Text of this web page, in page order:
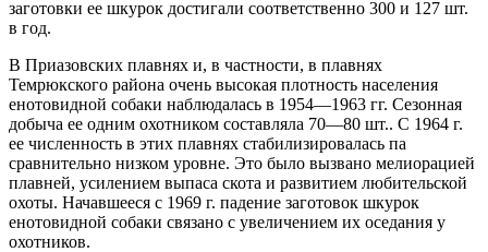
заготовки ее шкурок достигали соответственно 300 и 127 шт.
в год.
В Приазовских плавнях и, в частности, в плавнях
Темрюкского района очень высокая плотность населения
енотовидной собаки наблюдалась в 1954—1963 гг. Сезонная
добыча ее одним охотником составляла 70—80 шт.. С 1964 г.
ее численность в этих плавнях стабилизировалась па
сравнительно низком уровне. Это было вызвано мелиорацией
плавней, усилением выпаса скота и развитием любительской
охоты. Начавшееся с 1969 г. падение заготовок шкурок
енотовидной собаки связано с увеличением их оседания у
охотников.